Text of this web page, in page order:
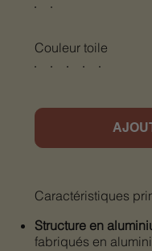
Couleur toile
Caractéristiques
Structure en
fabriqués en